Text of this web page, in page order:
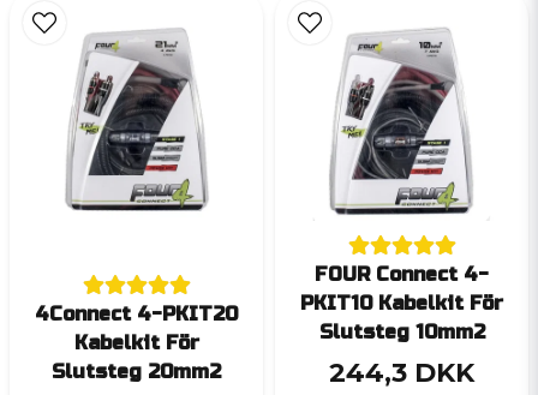
4Connect 4-PKIT20
Kabelkit För
Slutsteg 20mm2
FOUR Connect 4-
PKIT10 Kabelkit För
Slutsteg 10mm2
244,3 DKK